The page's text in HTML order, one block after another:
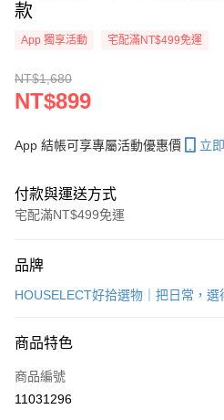
款
App 獨享活動 宅配滿NT$499免運
NT$1,680
NT$899
App 結帳可享專屬活動優惠價 立
付款與運送方式
宅配滿NT$499免運
信用卡一次付款
3 期 0 利率 每期
合作金庫商業銀行
上海商業儲蓄銀行
ATM付款
貨到付款
品牌
HOUSELECT好拾選物｜把日常，選
商品特色
商品編號
11031296